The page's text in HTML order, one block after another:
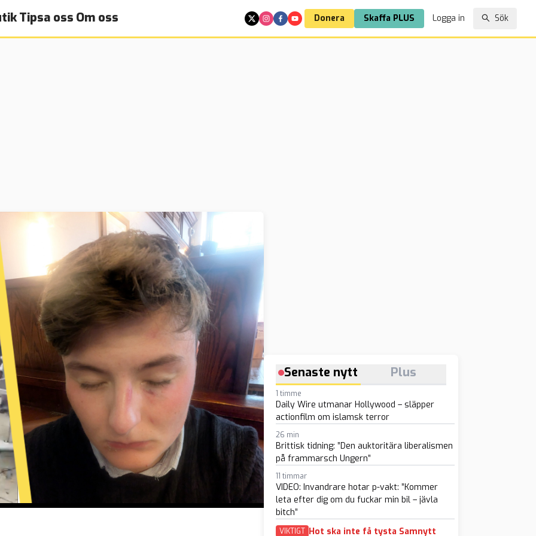
Tipsa oss Om oss Donera Skaffa PLUS Logga in Sök
Senaste nytt Plus
1 timme
Daily Wire utmanar Hollywood – släpper
actionfilm om islamsk terror
26 min
Brittisk tidning: ”Den auktoritära liberalismen
på frammarsch Ungern”
11 timmar
VIDEO: Invandrare hotar p-vakt: ”Kommer
leta efter dig om du fuckar min bil – jävla
bitch”
VIKTIGT Hot ska inte få tysta Samnytt